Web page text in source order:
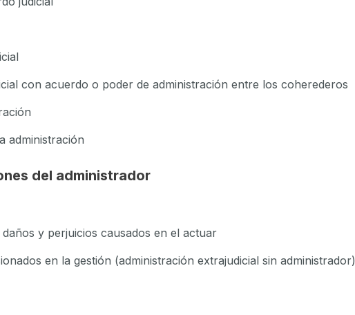
con acuerdo o poder de administración entre los coherederos
administración
del administrador
y perjuicios causados en el actuar
en la gestión (administración extrajudicial sin administrador)